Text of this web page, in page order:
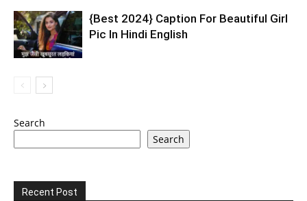
{Best 2024} Caption For Beautiful Girl
Pic In Hindi English
Search
Search
Recent Post